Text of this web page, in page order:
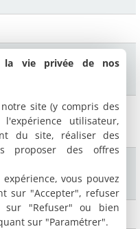
la vie privée de nos
site (y compris des
utilisateur,
du site, réaliser des
proposer des offres
vous pouvez
sur "Accepter", refuser
"Refuser" ou bien
sur "Paramétrer".